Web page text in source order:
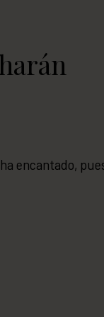
encantado,